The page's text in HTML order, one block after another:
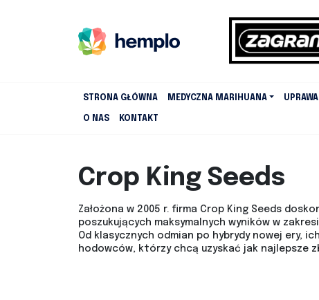
STRONA GŁÓWNA MEDYCZNA MARIHUANA
O NAS KONTAKT
Crop King Seeds
Założona w 2005 r. firma Crop King Seeds
poszukujących maksymalnych wyników w
Od klasycznych odmian po hybrydy nowej ery,
hodowców, którzy chcą uzyskać jak najlepsze